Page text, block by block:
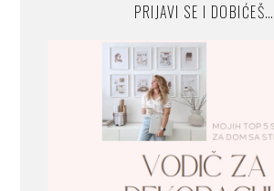
PRIJAVI SE I DOBIĆEŠ…